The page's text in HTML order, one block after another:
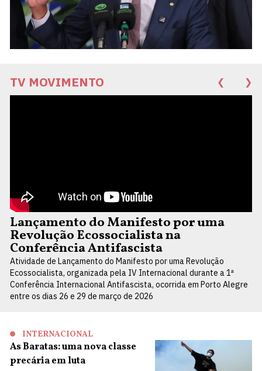
TV MOVIMENTO ❮ ❯
Lançamento do Manifesto por uma
Revolução Ecossocialista na
Conferência Antifascista
Atividade de Lançamento do Manifesto por uma Revolução
Ecossocialista, organizada pela IV Internacional durante a 1ª
Conferência Internacional Antifascista, ocorrida em Porto Alegre
entre os dias 26 e 29 de março de 2026
INTERNACIONAL
As Baratas: uma nova classe
precária em luta